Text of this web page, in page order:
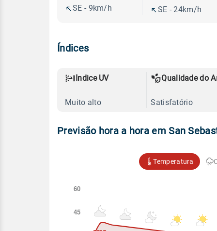
SE - 9km/h
SE - 24km/h
Índices
Índice UV
Muito alto
Qualidade do
Satisfatório
Previsão hora a hora em San
Temperatura